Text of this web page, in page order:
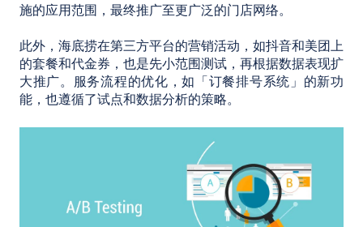
施的应用范围，最终推广至更广泛的门店网络。
此外，海底捞在第三方平台的营销活动，如抖音和美团上
的套餐和代金券，也是先小范围测试，再根据数据表现扩
大推广。服务流程的优化，如「订餐排号系统」的新功
能，也遵循了试点和数据分析的策略。